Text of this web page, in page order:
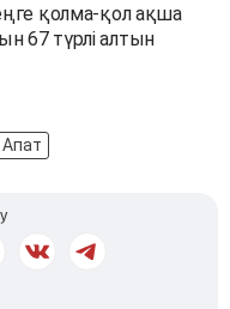
қолма-қол ақша
67 түрлі алтын
Апат